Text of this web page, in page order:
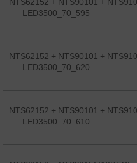
NTS62152 + NTS90101 +
LED3500_70_595
NTS62152 + NTS90101 +
LED3500_70_620
NTS62152 + NTS90101 +
LED3500_70_610